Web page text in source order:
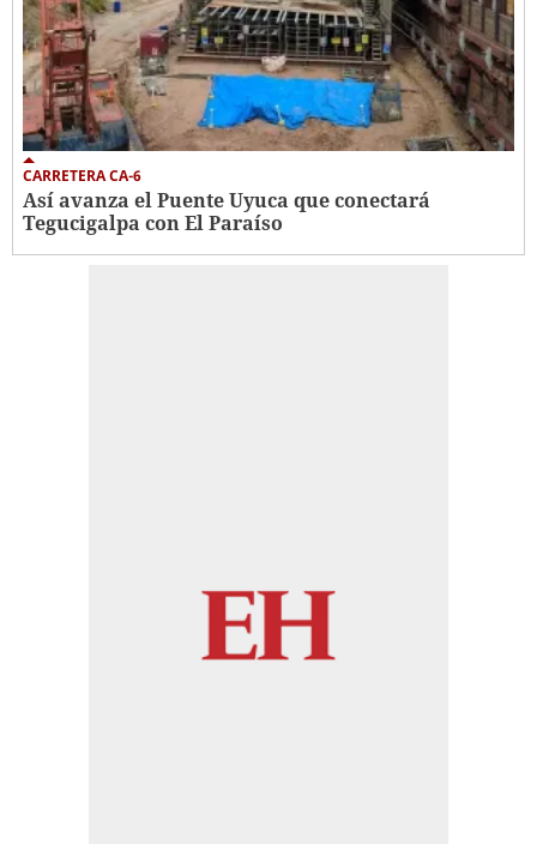
CARRETERA CA-6
Así avanza el Puente Uyuca que conectará
Tegucigalpa con El Paraíso